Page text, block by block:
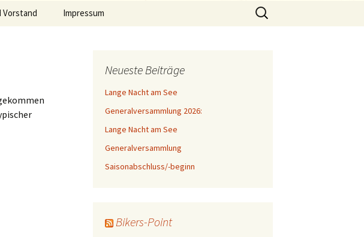
Vorstand
30 Jahr Feier
Impressum
Suchen
nach:
Neueste Beiträge
Lange Nacht am See
Generalversammlung 2026:
Lange Nacht am See
Generalversammlung
Saisonabschluss/-beginn
Bikers-Point